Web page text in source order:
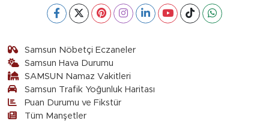
Samsun Nöbetçi Eczaneler
Samsun Hava Durumu
SAMSUN Namaz Vakitleri
Samsun Trafik Yoğunluk Haritası
Puan Durumu ve Fikstür
Tüm Manşetler